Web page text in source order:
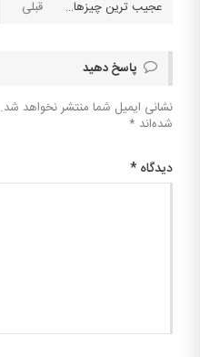
عجیب ترین چیزها برای شرط بندی: از رنگ کلاه ملکه تا تاریخ دقیق پایان جهان!
پاسخ دهید
نشانی ایمیل شما منتشر نخواهد شد.
شده‌اند *
دیدگاه *